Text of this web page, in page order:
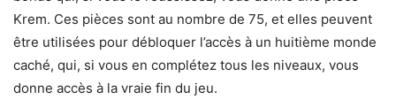
Krem. Ces pièces sont au nombre de 75, et elles peuvent
être utilisées pour débloquer l’accès à un huitième monde
caché, qui, si vous en complétez tous les niveaux, vous
donne accès à la vraie fin du jeu.